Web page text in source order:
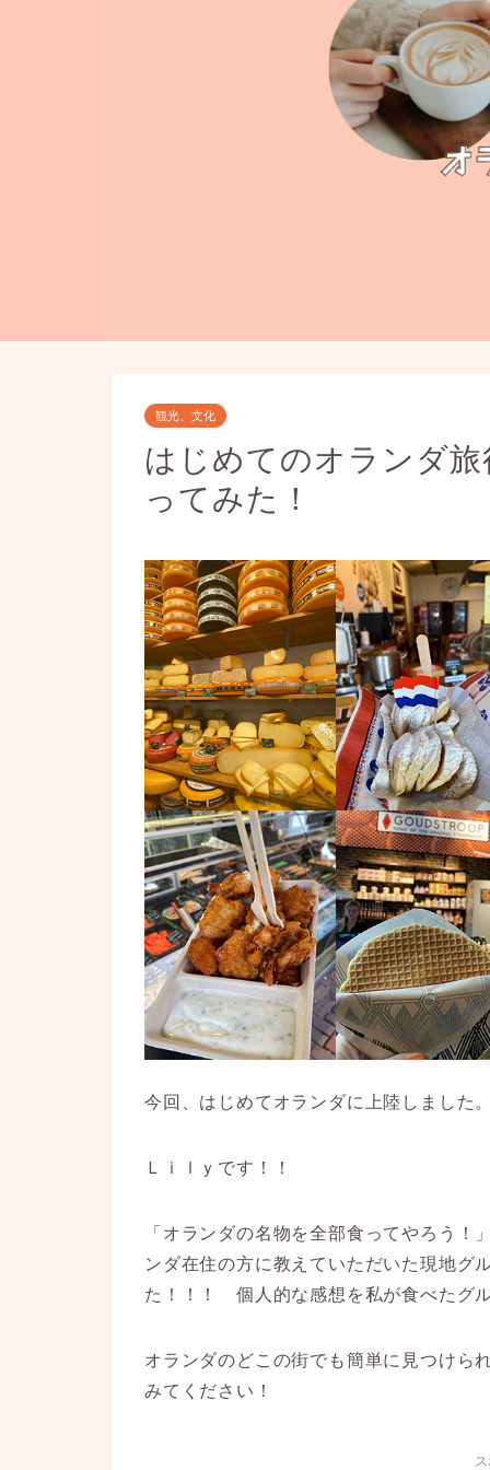
観光、文化
はじめてのオランダ
ってみた！
今回、はじめてオランダに上陸しました
Ｌｉｌｙです！！
「オランダの名物を全部食ってやろう！
ンダ在住の方に教えていただいた現地グ
た！！！ 個人的な感想を私が食べたグ
オランダのどこの街でも簡単に見つけら
みてください！